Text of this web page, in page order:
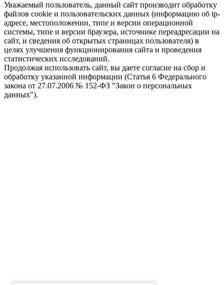
Уважаемый пользователь, данный сайт производит обработку
файлов cookie и пользовательских данных (информацию об ip-
адресе, местоположении, типе и версии операционной
системы, типе и версии браузера, источнике переадресации на
сайт, и сведения об открытых страницах пользователя) в
целях улучшения функционирования сайта и проведения
статистических исследований.
Продолжая использовать сайт, вы даете согласие на сбор и
обработку указанной информации (Статья 6 Федерального
закона от 27.07.2006 № 152-ФЗ "Закон о персональных
данных").